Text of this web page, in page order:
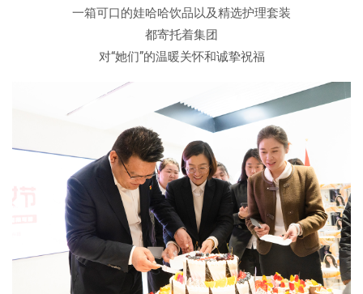
一箱可口的娃哈哈饮品以及精选护理套装
都寄托着集团
对“她们”的温暖关怀和诚挚祝福